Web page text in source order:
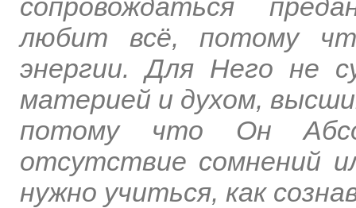
сопровождаться
любит всё, потому
энергии. Для Него не
материей и духом,
потому что Он
отсутствие сомнений
нужно учиться, как